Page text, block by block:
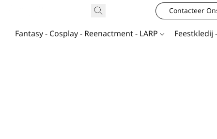
Contacteer
Fantasy - Cosplay - Reenactment - LARP Feestkledij